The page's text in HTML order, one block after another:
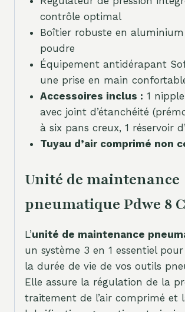
contrôle optimal
Boîtier robuste en
poudre
Équipement antidérapant
une prise en main
Accessoires inclus : 1
avec joint d’étanchéité
à six pans creux, 1 réservoir
Tuyau d’air comprimé non
Unité de maintenance
pneumatique Pdwe 8
L’unité de maintenance
un système 3 en 1 essentiel
la durée de vie de vos outils
Elle assure la régulation de la
traitement de l’air comprimé et